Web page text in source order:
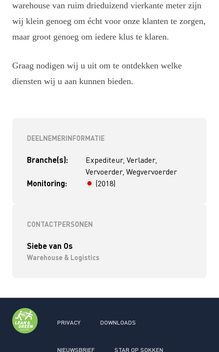
DEELNEMERINFORMATIE
Branche(s):
Expediteur, Verlader,
Vervoerder, Wegvervoerder
Monitoring:
> 4 jaar
(2018)
CONTACTPERSONEN
Siebe van Os
Warehouse & Logistics
warehouse van ruim drieduizend vierkante meter zijn
wij klein genoeg om écht voor onze klanten te zorgen,
maar groot genoeg om iedere klus te klaren.
Graag nodigen wij u uit om te ontdekken welke
diensten wij u aan kunnen bieden.
PRIVACY DOWNLOADS
NIEUWSBRIEF STAR OP SOKKEN